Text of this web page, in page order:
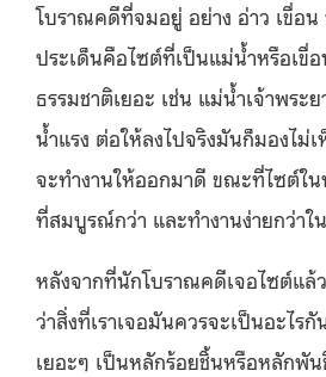
โบราณคดีที่จมอยู่ อย่าง อ่าว เขื่อ
ประเด็นคือไซต์ที่เป็นแม่น้ำหรือเขื่
ธรรมชาติเยอะ เช่น แม่น้ำเจ้าพระ
น้ำแรง ต่อให้ลงไปจริงมันก็มองไม่
จะทำงานให้ออกมาดี ขณะที่ไซต์ใ
ที่สมบูรณ์กว่า และทำงานง่ายกว่าใ
หลังจากที่นักโบราณคดีเจอไซต์แล้
ว่าสิ่งที่เราเจอมันควรจะเป็นอะไรกั
เยอะๆ เป็นหลักร้อยชิ้นหรือหลักพัน